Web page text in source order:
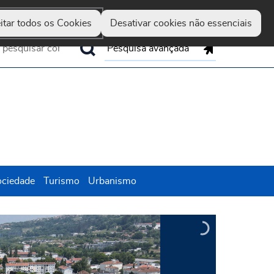
todos os Cookies Desativar cookies não essenciais
Guimarães
Marca
Up
Pesquisa avançada
Turismo Urbanismo